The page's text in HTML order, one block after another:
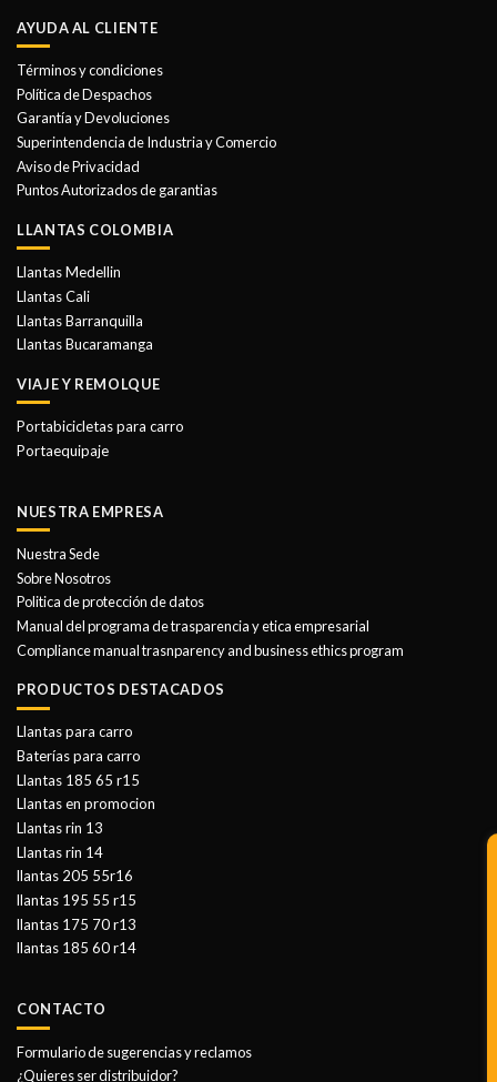
Las
pueden
elegir
en
la
página
de
AYUDA AL CLIENTE
Términos y condiciones
Política de Despachos
Garantía y Devoluciones
Superintendencia de Industria y Comercio
Aviso de Privacidad
Puntos Autorizados de garantias
LLANTAS COLOMBIA
Llantas Medellin
Llantas Cali
Llantas Barranquilla
Llantas Bucaramanga
VIAJE Y REMOLQUE
Portabicicletas para carro
Portaequipaje
NUESTRA EMPRESA
Nuestra Sede
Sobre Nosotros
Politica de protección de datos
Manual del programa de trasparencia y etica empresarial
Compliance manual trasnparency and business ethics program
PRODUCTOS DESTACADOS
Llantas para carro
Baterías para carro
Llantas 185 65 r15
Llantas en promocion
Llantas rin 13
Llantas rin 14
llantas 205 55r16
llantas 195 55 r15
llantas 175 70 r13
llantas 185 60 r14
CONTACTO
Formulario de sugerencias y reclamos
¿Quieres ser distribuidor?